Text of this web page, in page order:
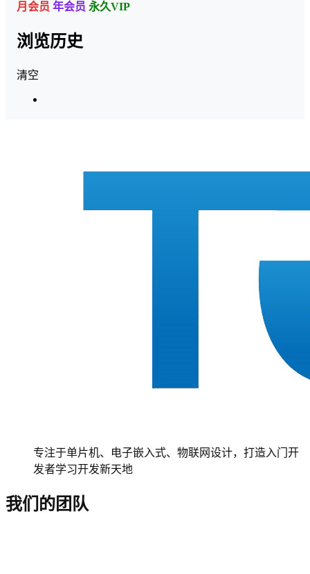
月会员 年会员 永久VIP
浏览历史
清空
专注于单片机、电子嵌入式、物联网设计，打造入门开
发者学习开发新天地
我们的团队